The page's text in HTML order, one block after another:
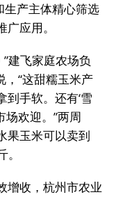
产主体精心筛选
应用。
”建飞家庭农场负
，“这甜糯玉米产
手软。还有‘雪
场欢迎。”两周
果玉米可以卖到
增收，杭州市农业